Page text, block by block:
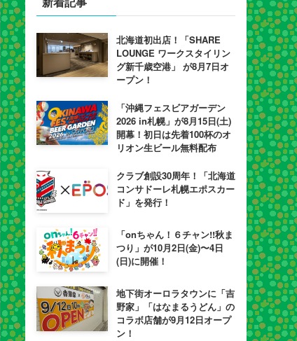
北海道初出店！「SHARE
LOUNGE ワークスタイリン
グ新千歳空港」 が8月7日オ
ープン！
「沖縄フェスビアガーデン
2026 in札幌」が8月15日(土)
開幕！初日は先着100杯のオ
リオン生ビール無料配布
クラブ創設30周年！「北海道
コンサドーレ札幌エポスカー
ド」を発行！
「onちゃん！６チャン!!秋ま
つり」が10月2日(金)〜4日
(日)に開催！
地下街オーロラタウンに「吉
野家」「はなまるうどん」の
コラボ店舗が9月12日オープ
ン！